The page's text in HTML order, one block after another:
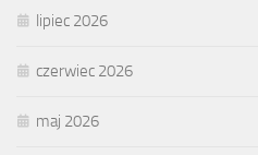
lipiec 2026
czerwiec 2026
maj 2026